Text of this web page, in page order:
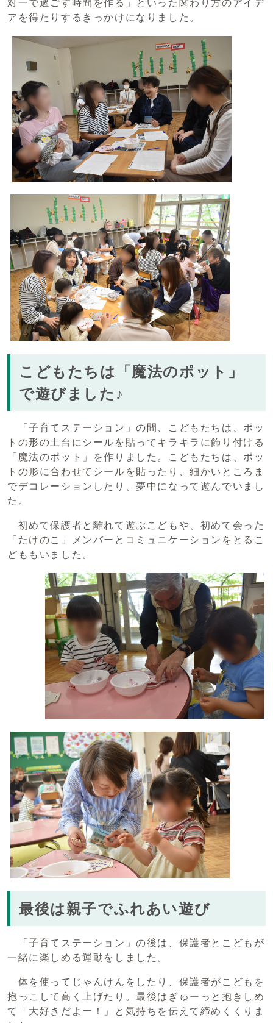
対一で過ごす時間を作る」といった関わり方のアイデ
アを得たりするきっかけになりました。
こどもたちは「魔法のポット」
で遊びました♪
「子育てステーション」の間、こどもたちは、ポッ
トの形の土台にシールを貼ってキラキラに飾り付ける
「魔法のポット」を作りました。こどもたちは、ポッ
トの形に合わせてシールを貼ったり、細かいところま
でデコレーションしたり、夢中になって遊んでいまし
た。
初めて保護者と離れて遊ぶこどもや、初めて会った
「たけのこ」メンバーとコミュニケーションをとるこ
どももいました。
最後は親子でふれあい遊び
「子育てステーション」の後は、保護者とこどもが
一緒に楽しめる運動をしました。
体を使ってじゃんけんをしたり、保護者がこどもを
抱っこして高く上げたり。最後はぎゅーっと抱きしめ
て「大好きだよー！」と気持ちを伝えて締めくくりま